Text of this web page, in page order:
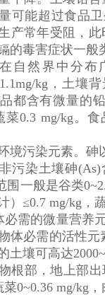
可能超过食品
产常年受阻，此
的毒害症状一般
然界中分布广
kg，土壤
都含有微量的
菜0.3 mg/kg。
境污染元素。砷
污染土壤砷(As)
围一般是谷类
）≤0.7 mg/kg，
需的微量营养
体必需的活性
土壤可高达
根部，地上部
菜0~0.36 mg/kg